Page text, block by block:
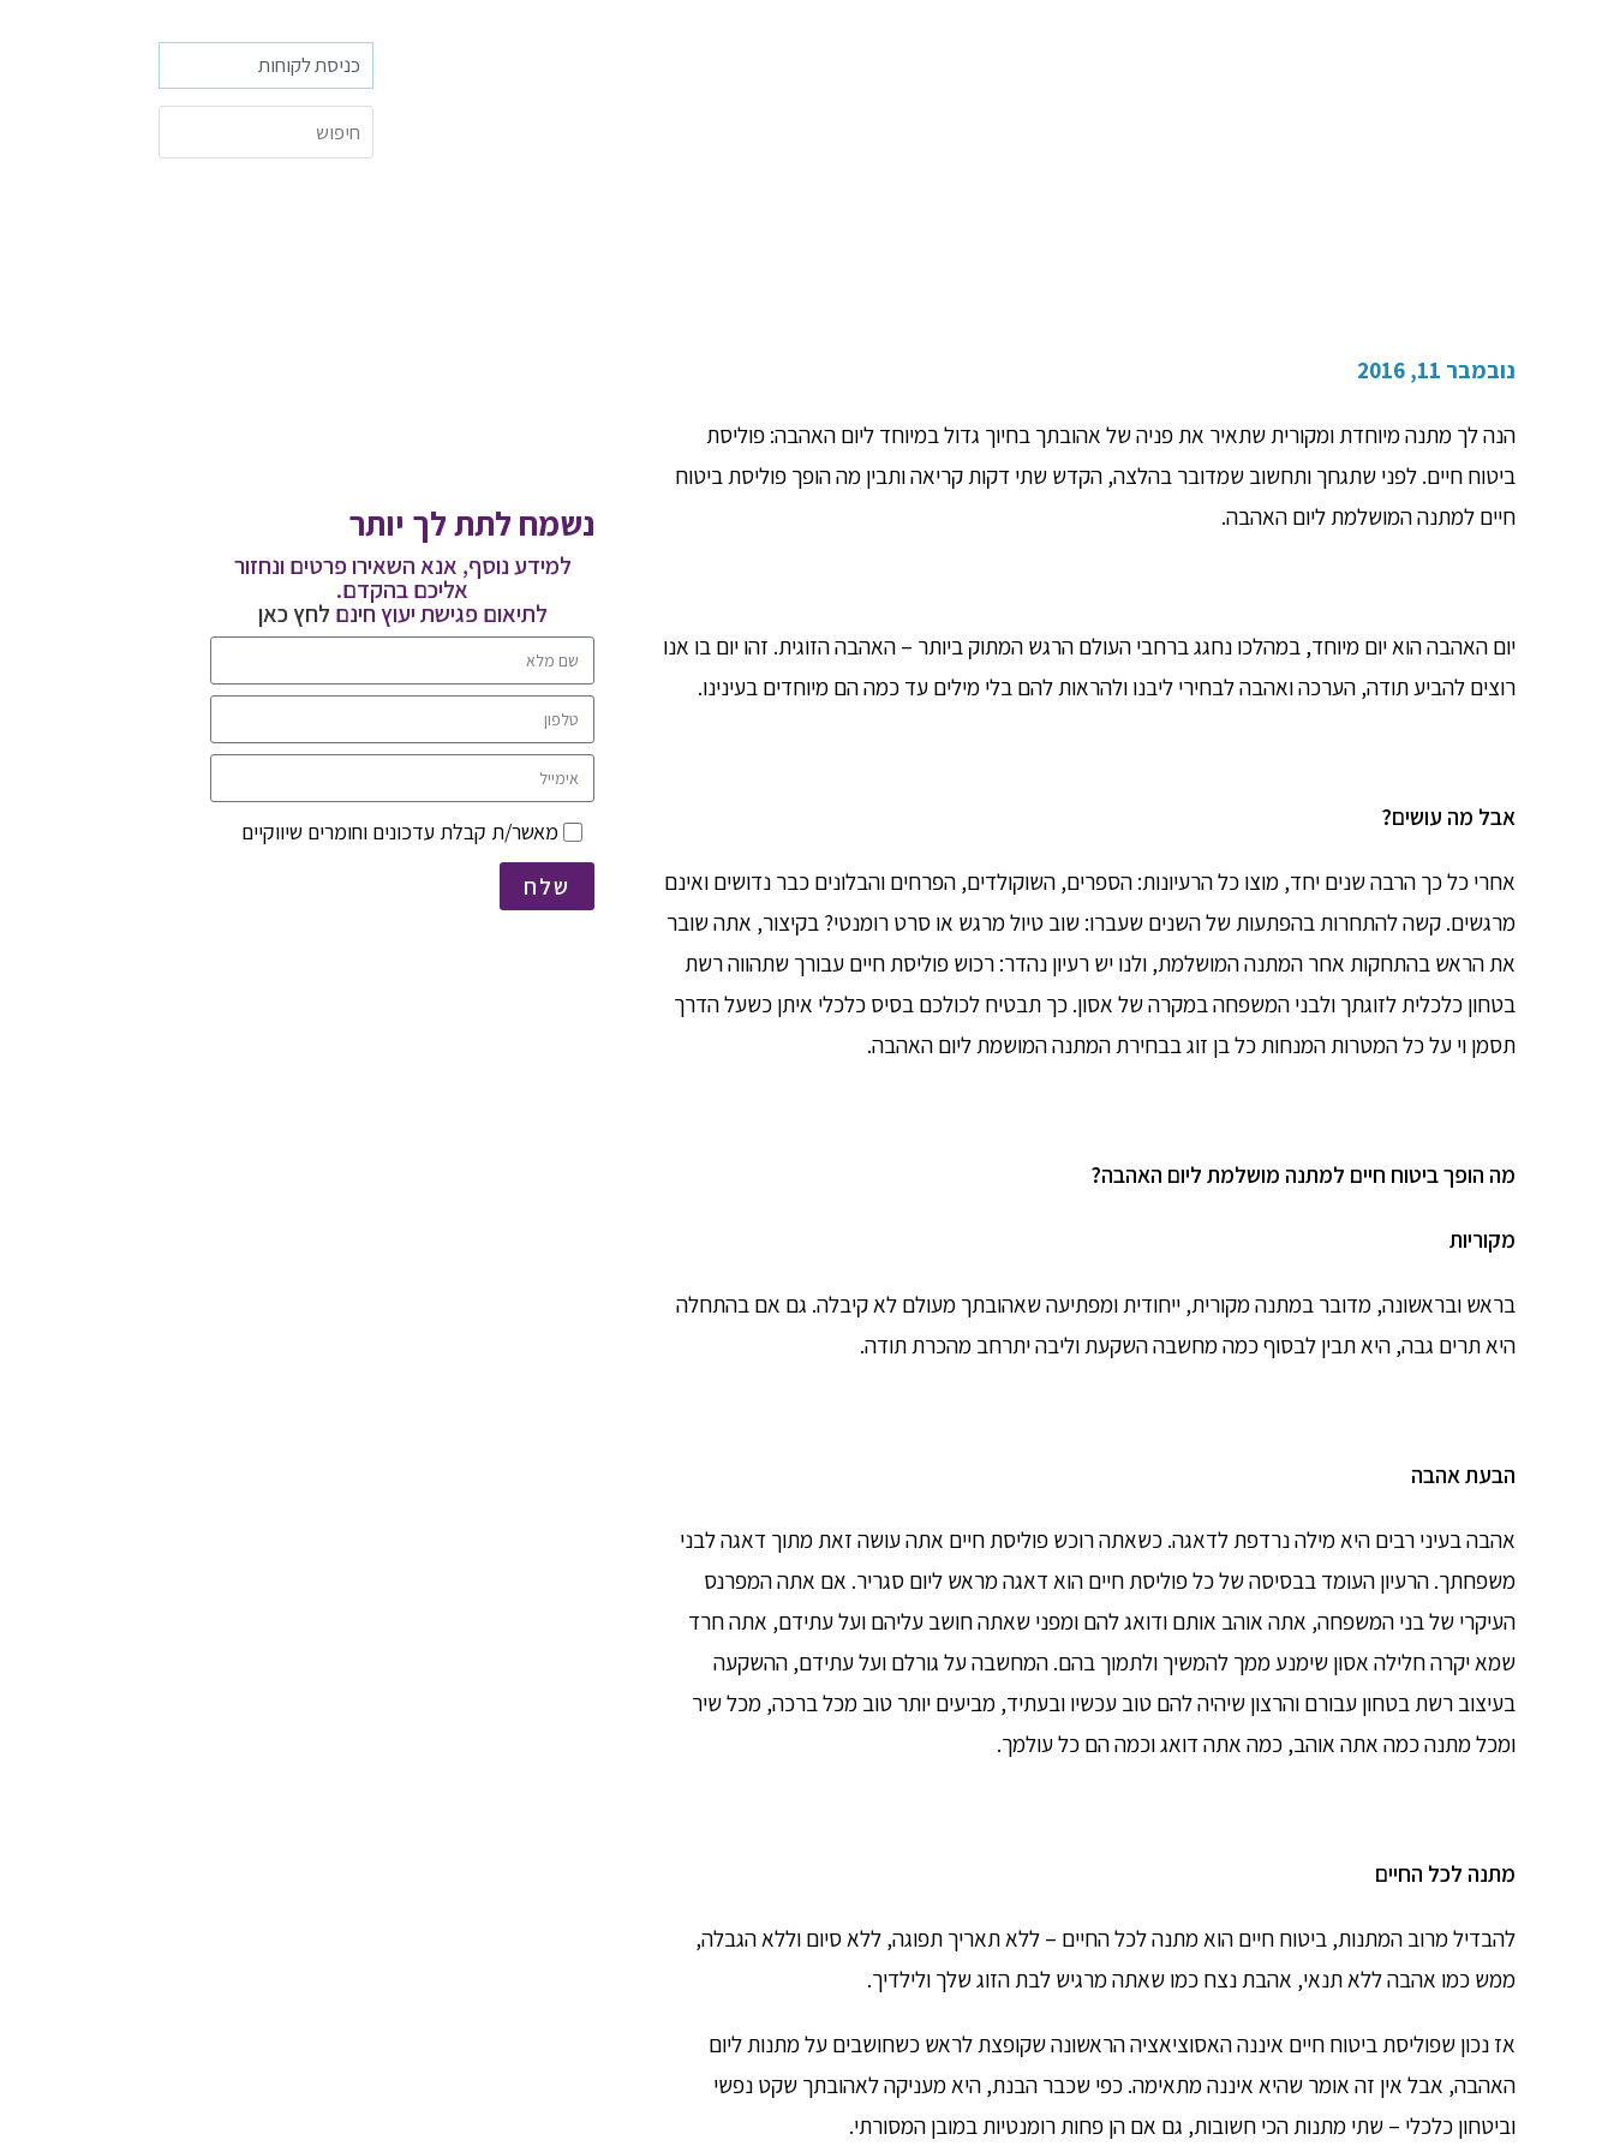
כניסת לקוחות
נובמבר 11, 2016
הנה לך מתנה מיוחדת ומקורית שתאיר את פניה של אהובתך בחיוך גדול במיוחד ליום האהבה: פוליסת
ביטוח חיים. לפני שתגחך ותחשוב שמדובר בהלצה, הקדש שתי דקות קריאה ותבין מה הופך פוליסת ביטוח
חיים למתנה המושלמת ליום האהבה.
יום האהבה הוא יום מיוחד, במהלכו נחגג ברחבי העולם הרגש המתוק ביותר – האהבה הזוגית. זהו יום בו אנו
רוצים להביע תודה, הערכה ואהבה לבחירי ליבנו ולהראות להם בלי מילים עד כמה הם מיוחדים בעינינו.
אבל מה עושים?
אחרי כל כך הרבה שנים יחד, מוצו כל הרעיונות: הספרים, השוקולדים, הפרחים והבלונים כבר נדושים ואינם
מרגשים. קשה להתחרות בהפתעות של השנים שעברו: שוב טיול מרגש או סרט רומנטי? בקיצור, אתה שובר
את הראש בהתחקות אחר המתנה המושלמת, ולנו יש רעיון נהדר: רכוש פוליסת חיים עבורך שתהווה רשת
בטחון כלכלית לזוגתך ולבני המשפחה במקרה של אסון. כך תבטיח לכולכם בסיס כלכלי איתן כשעל הדרך
תסמן וי על כל המטרות המנחות כל בן זוג בבחירת המתנה המושמת ליום האהבה.
מה הופך ביטוח חיים למתנה מושלמת ליום האהבה?
מקוריות
בראש ובראשונה, מדובר במתנה מקורית, ייחודית ומפתיעה שאהובתך מעולם לא קיבלה. גם אם בהתחלה
היא תרים גבה, היא תבין לבסוף כמה מחשבה השקעת וליבה יתרחב מהכרת תודה.
הבעת אהבה
אהבה בעיני רבים היא מילה נרדפת לדאגה. כשאתה רוכש פוליסת חיים אתה עושה זאת מתוך דאגה לבני
משפחתך. הרעיון העומד בבסיסה של כל פוליסת חיים הוא דאגה מראש ליום סגריר. אם אתה המפרנס
העיקרי של בני המשפחה, אתה אוהב אותם ודואג להם ומפני שאתה חושב עליהם ועל עתידם, אתה חרד
שמא יקרה חלילה אסון שימנע ממך להמשיך ולתמוך בהם. המחשבה על גורלם ועל עתידם, ההשקעה
בעיצוב רשת בטחון עבורם והרצון שיהיה להם טוב עכשיו ובעתיד, מביעים יותר טוב מכל ברכה, מכל שיר
ומכל מתנה כמה אתה אוהב, כמה אתה דואג וכמה הם כל עולמך.
מתנה לכל החיים
להבדיל מרוב המתנות, ביטוח חיים הוא מתנה לכל החיים – ללא תאריך תפוגה, ללא סיום וללא הגבלה,
ממש כמו אהבה ללא תנאי, אהבת נצח כמו שאתה מרגיש לבת הזוג שלך ולילדיך.
אז נכון שפוליסת ביטוח חיים איננה האסוציאציה הראשונה שקופצת לראש כשחושבים על מתנות ליום
האהבה, אבל אין זה אומר שהיא איננה מתאימה. כפי שכבר הבנת, היא מעניקה לאהובתך שקט נפשי
וביטחון כלכלי – שתי מתנות הכי חשובות, גם אם הן פחות רומנטיות במובן המסורתי.
נשמח לתת לך יותר
למידע נוסף, אנא השאירו פרטים ונחזור
אליכם בהקדם.
לתיאום פגישת יעוץ חינם לחץ כאן
מאשר/ת קבלת עדכונים וחומרים שיווקיים
שלח